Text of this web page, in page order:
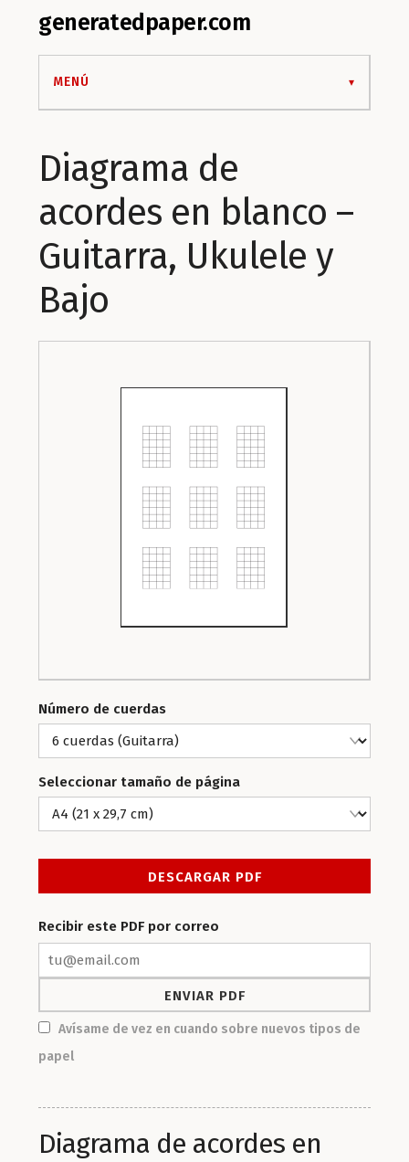
generatedpaper.com
MENÚ
Diagrama de
acordes en blanco –
Guitarra, Ukulele y
Bajo
Número de cuerdas
Seleccionar tamaño de página
Recibir este PDF por correo
Avísame de vez en cuando sobre nuevos tipos de
papel
Diagrama de acordes en